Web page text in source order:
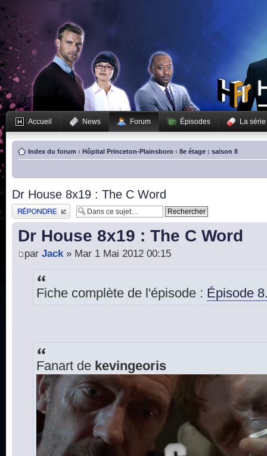
Accueil News Forum Épisodes La série
Index du forum ‹ Hôpital Princeton-Plainsboro ‹ 8e étage : saison 8
Dr House 8x19 : The C Word
Publier une réponse
Dr House 8x19 : The C Word
par Jack» Mar 1 Mai 2012 00:15
Fiche complète de l'épisode : Épisode
Fanart de kevingeoris